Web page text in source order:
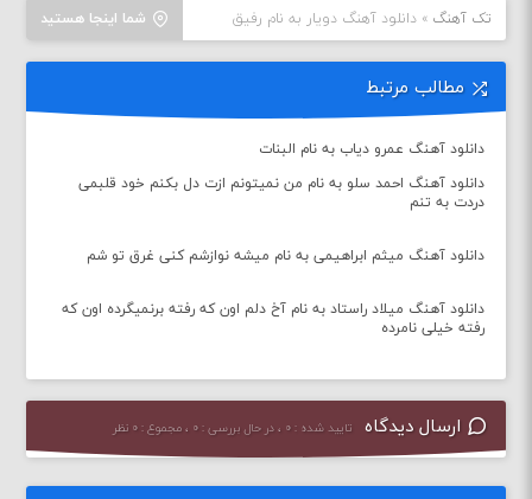
شما اینجا هستید تک آهنگ »دانلود آهنگ دویار به نام رفیق
مطالب مرتبط
دانلود آهنگ عمرو دیاب به نام البنات
دانلود آهنگ احمد سلو به نام من نمیتونم ازت دل بکنم خود قلبمی
دردت به تنم
دانلود آهنگ میثم ابراهیمی به نام میشه نوازشم کنی غرق تو شم
دانلود آهنگ میلاد راستاد به نام آخ دلم اون که رفته برنمیگرده اون که
رفته خیلی نامرده
ارسال دیدگاه تایید شده : ۰ ، در حال بررسی : ۰ ، مجموع : ۰ نظر